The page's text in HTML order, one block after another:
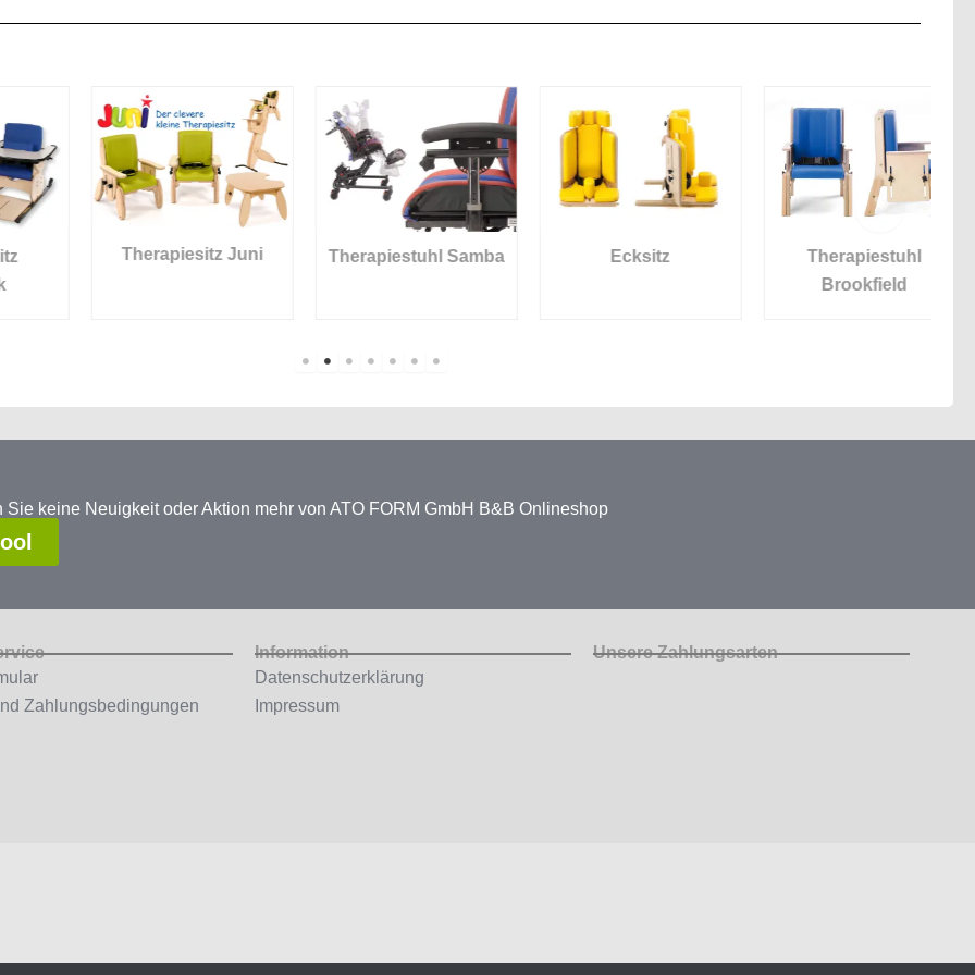
Therapiesitz Juni Therapiestuhl Samba Ecksitz
Therapiestuhl
Brookfield
keine Neuigkeit oder Aktion mehr von ATO FORM GmbH B&B Onlineshop
Zahlungsbedingungen
Information
Datenschutzerklärung
Impressum
Unsere Zahlungsarten